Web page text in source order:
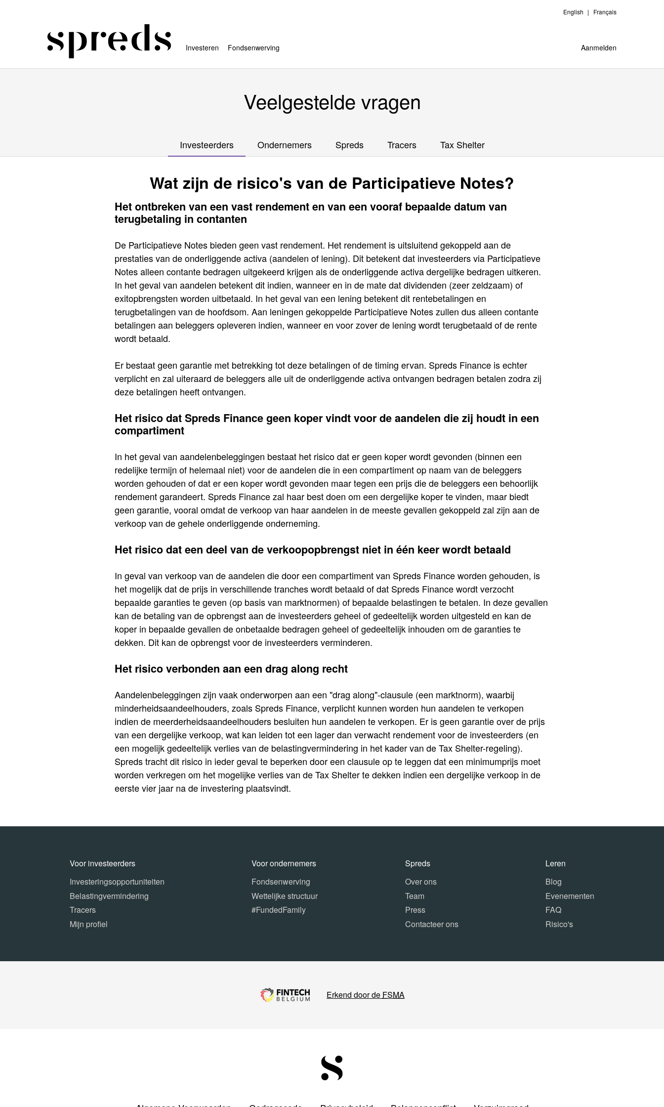
Investeren Fondsenwerving
English Français
Aanmelden
Veelgestelde vragen
Investeerders Ondernemers Spreds Tracers Tax Shelter
Wat zijn de risico's van de Participatieve Notes?
Het ontbreken van een vast rendement en van een vooraf bepaalde datum van
terugbetaling in contanten
De Participatieve Notes bieden geen vast rendement. Het rendement is uitsluitend gekoppeld aan de
prestaties van de onderliggende activa (aandelen of lening). Dit betekent dat investeerders via Participatieve
Notes alleen contante bedragen uitgekeerd krijgen als de onderliggende activa dergelijke bedragen uitkeren.
In het geval van aandelen betekent dit indien, wanneer en in de mate dat dividenden (zeer zeldzaam) of
exitopbrengsten worden uitbetaald. In het geval van een lening betekent dit rentebetalingen en
terugbetalingen van de hoofdsom. Aan leningen gekoppelde Participatieve Notes zullen dus alleen contante
betalingen aan beleggers opleveren indien, wanneer en voor zover de lening wordt terugbetaald of de rente
wordt betaald.
Er bestaat geen garantie met betrekking tot deze betalingen of de timing ervan. Spreds Finance is echter
verplicht en zal uiteraard de beleggers alle uit de onderliggende activa ontvangen bedragen betalen zodra zij
deze betalingen heeft ontvangen.
Het risico dat Spreds Finance geen koper vindt voor de aandelen die zij houdt in een
compartiment
In het geval van aandelenbeleggingen bestaat het risico dat er geen koper wordt gevonden (binnen een
redelijke termijn of helemaal niet) voor de aandelen die in een compartiment op naam van de beleggers
worden gehouden of dat er een koper wordt gevonden maar tegen een prijs die de beleggers een behoorlijk
rendement garandeert. Spreds Finance zal haar best doen om een dergelijke koper te vinden, maar biedt
geen garantie, vooral omdat de verkoop van haar aandelen in de meeste gevallen gekoppeld zal zijn aan de
verkoop van de gehele onderliggende onderneming.
Het risico dat een deel van de verkoopopbrengst niet in één keer wordt betaald
In geval van verkoop van de aandelen die door een compartiment van Spreds Finance worden gehouden, is
het mogelijk dat de prijs in verschillende tranches wordt betaald of dat Spreds Finance wordt verzocht
bepaalde garanties te geven (op basis van marktnormen) of bepaalde belastingen te betalen. In deze gevallen
kan de betaling van de opbrengst aan de investeerders geheel of gedeeltelijk worden uitgesteld en kan de
koper in bepaalde gevallen de onbetaalde bedragen geheel of gedeeltelijk inhouden om de garanties te
dekken. Dit kan de opbrengst voor de investeerders verminderen.
Het risico verbonden aan een drag along recht
Aandelenbeleggingen zijn vaak onderworpen aan een "drag along"-clausule (een marktnorm), waarbij
minderheidsaandeelhouders, zoals Spreds Finance, verplicht kunnen worden hun aandelen te verkopen
indien de meerderheidsaandeelhouders besluiten hun aandelen te verkopen. Er is geen garantie over de prijs
van een dergelijke verkoop, wat kan leiden tot een lager dan verwacht rendement voor de investeerders (en
een mogelijk gedeeltelijk verlies van de belastingvermindering in het kader van de Tax Shelter-regeling).
Spreds tracht dit risico in ieder geval te beperken door een clausule op te leggen dat een minimumprijs moet
worden verkregen om het mogelijke verlies van de Tax Shelter te dekken indien een dergelijke verkoop in de
eerste vier jaar na de investering plaatsvindt.
Voor investeerders
Investeringsopportuniteiten
Belastingvermindering
Tracers
Mijn profiel
Voor ondernemers
Fondsenwerving
Wettelijke structuur
#FundedFamily
Spreds
Over ons
Team
Press
Contacteer ons
Leren
Blog
Evenementen
FAQ
Risico's
Erkend door de FSMA